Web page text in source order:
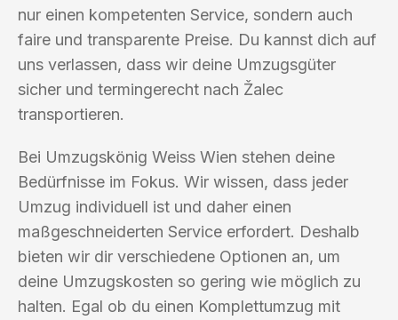
nur einen kompetenten Service, sondern auch
faire und transparente Preise. Du kannst dich auf
uns verlassen, dass wir deine Umzugsgüter
sicher und termingerecht nach Žalec
transportieren.
Bei Umzugskönig Weiss Wien stehen deine
Bedürfnisse im Fokus. Wir wissen, dass jeder
Umzug individuell ist und daher einen
maßgeschneiderten Service erfordert. Deshalb
bieten wir dir verschiedene Optionen an, um
deine Umzugskosten so gering wie möglich zu
halten. Egal ob du einen Komplettumzug mit